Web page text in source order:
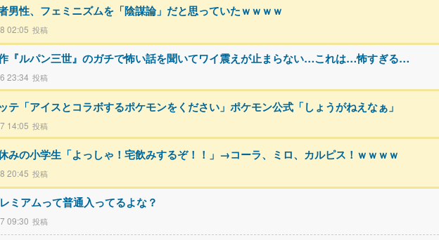
男性、フェミニズムを「陰謀論」だと思っていたｗｗｗｗ
02:05
作『ルパン三世』のガチで怖い話を聞いてワイ震えが止まらない…これは…怖すぎる…
23:34
テ「アイスとコラボするポケモンをください」ポケモン公式「しょうがねえなぁ」
14:05
休みの小学生「よっしゃ！宅飲みするぞ！！」→コーラ、ミロ、カルピス！ｗｗｗｗ
20:45
ミアムって普通入ってるよな？
09:30